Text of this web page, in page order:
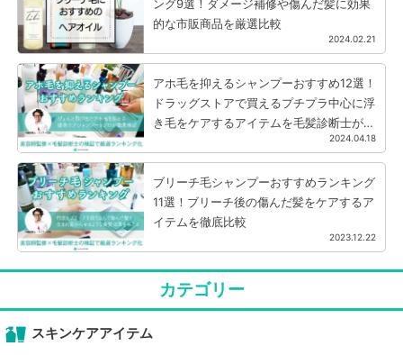
ング9選！ダメージ補修や傷んだ髪に効果
的な市販商品を厳選比較
2024.02.21
アホ毛を抑えるシャンプーおすすめ12選！
ドラッグストアで買えるプチプラ中心に浮
き毛をケアするアイテムを毛髪診断士が厳
2024.04.18
ブリーチ毛シャンプーおすすめランキング
11選！ブリーチ後の傷んだ髪をケアするア
イテムを徹底比較
2023.12.22
カテゴリー
スキンケアアイテム